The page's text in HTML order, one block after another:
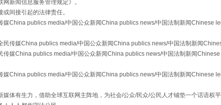
从幼儿园到大学，有这些资助
网新闻信息服务管理规定》。
间接引起的法律责任。
媒China publics media/中国公众新闻China publics news/中国法制新闻Chinese
民传媒China publics media/中国公众新闻China publics news/中国法制新闻
传媒China publics media/中国公众新闻China publics news/中国法制新闻
媒China publics media/中国公众新闻China publics news/中国法制新闻Chinese
体有生力，借助全球互联网主阵地，为社会/公众/民众/公民人才铺垫一个话语权